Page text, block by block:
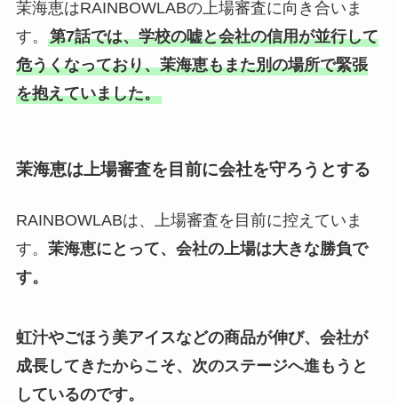
茉海恵はRAINBOWLABの上場審査に向き合いま
す。 第7話では、学校の嘘と会社の信用が並行して
危うくなっており、茉海恵もまた別の場所で緊張
を抱えていました。
茉海恵は上場審査を目前に会社を守ろうとする
RAINBOWLABは、上場審査を目前に控えていま
す。 茉海恵にとって、会社の上場は大きな勝負で
す。
虹汁やごほう美アイスなどの商品が伸び、会社が
成長してきたからこそ、次のステージへ進もうと
しているのです。